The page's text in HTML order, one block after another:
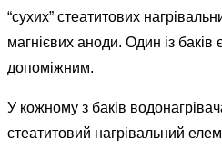
“сухих” стеатитових
магнієвих аноди. Один із
допоміжним.
У кожному з баків
стеатитовий нагрівальний